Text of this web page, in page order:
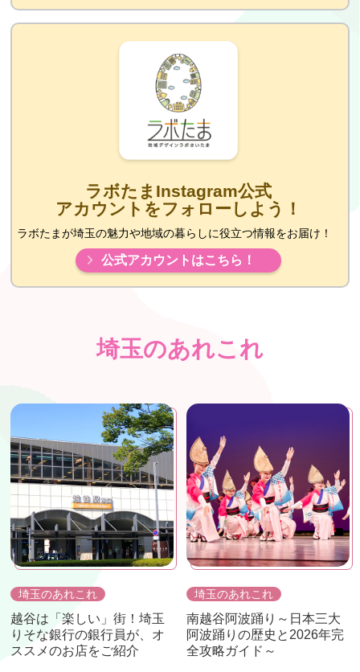
ラボたまInstagram公式
アカウントをフォローしよう！
ラボたまが埼玉の魅力や地域の暮らしに役立つ情報をお届け！
公式アカウントはこちら！
埼玉のあれこれ
埼玉のあれこれ
越谷は「楽しい」街！埼玉
りそな銀行の銀行員が、オ
ススメのお店をご紹介
埼玉のあれこれ
南越谷阿波踊り～日本三大
阿波踊りの歴史と2026年完
全攻略ガイド～